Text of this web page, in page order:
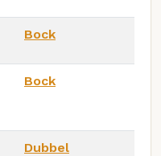
Bock
Bock
Dubbel